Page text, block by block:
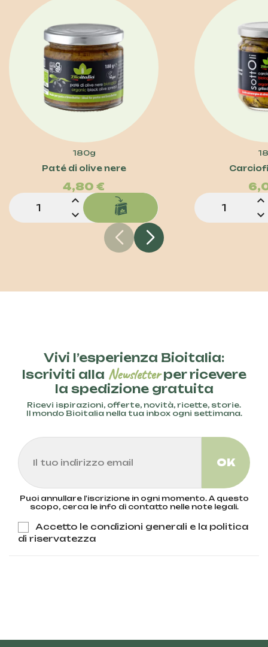
180g
Paté di olive nere
Prezzo
4,80 €
expand_less
expand_more
expand_less
expand_more
Vivi l’esperienza Bioitalia:
Iscriviti alla Newsletterper ricevere
la spedizione gratuita
Ricevi ispirazioni, offerte, novità, ricette, storie.
Il mondo Bioitalia nella tua inbox ogni settimana.
Puoi annullare l'iscrizione in ogni momento. A questo
scopo, cerca le info di contatto nelle note legali.
Accetto le condizioni generali e la politica
di riservatezza